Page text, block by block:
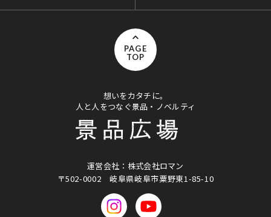
PAGE
TOP
想いをカタチに。
人と人をつなぐ景品・ノベルティ
運営会社：株式会社ロマン
〒502-0002岐阜県岐阜市粟野東1-85-10